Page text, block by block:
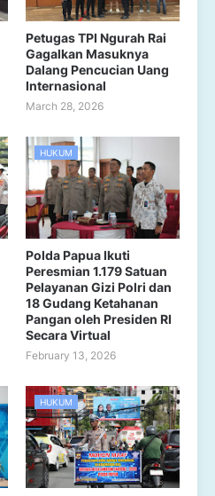
Petugas TPI Ngurah Rai
Gagalkan Masuknya
Dalang Pencucian Uang
Internasional
March 28, 2026
HUKUM
Polda Papua Ikuti
Peresmian 1.179 Satuan
Pelayanan Gizi Polri dan
18 Gudang Ketahanan
Pangan oleh Presiden RI
Secara Virtual
February 13, 2026
HUKUM